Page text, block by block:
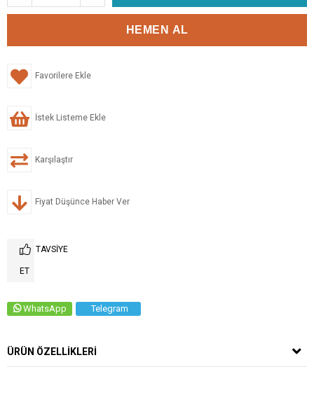
Favorilere Ekle
İstek Listeme Ekle
Karşılaştır
Fiyat Düşünce Haber Ver
TAVSIYE
ET
WhatsApp Telegram
ÜRÜN ÖZELLIKLERI